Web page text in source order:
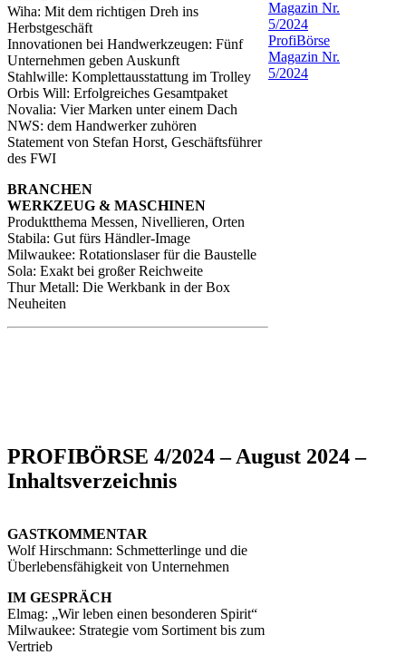
Wiha: Mit dem richtigen Dreh ins
Herbstgeschäft
Innovationen bei Handwerkzeugen: Fünf
Unternehmen geben Auskunft
Stahlwille: Komplettausstattung im Trolley
Orbis Will: Erfolgreiches Gesamtpaket
Novalia: Vier Marken unter einem Dach
NWS: dem Handwerker zuhören
Statement von Stefan Horst, Geschäftsführer
des FWI
BRANCHEN
WERKZEUG & MASCHINEN
Produktthema Messen, Nivellieren, Orten
Stabila: Gut fürs Händler-Image
Milwaukee: Rotationslaser für die Baustelle
Sola: Exakt bei großer Reichweite
Thur Metall: Die Werkbank in der Box
Neuheiten
ProfiBörse
Magazin Nr.
5/2024
PROFIBÖRSE 4/2024 – August 2024 –
Inhaltsverzeichnis
GASTKOMMENTAR
Wolf Hirschmann: Schmetterlinge und die
Überlebensfähigkeit von Unternehmen
IM GESPRÄCH
Elmag: „Wir leben einen besonderen Spirit“
Milwaukee: Strategie vom Sortiment bis zum
Vertrieb